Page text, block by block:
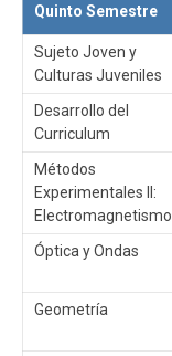
Quinto Semestre
Sujeto Joven y
Culturas Juveniles
Desarrollo del
Curriculum
Métodos
Experimentales II:
Electromagnetismo
Óptica y Ondas
Geometría